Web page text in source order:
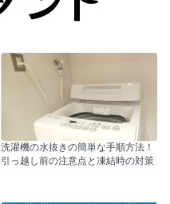
洗濯機の水抜きの簡単な手順方法！
引っ越し前の注意点と凍結時の対策